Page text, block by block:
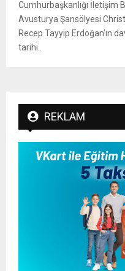
Cumhurbaşkanlığı İletişim
Avusturya Şansölyesi
Recep Tayyip Erdoğan'ın
tarihi..
REKLAM